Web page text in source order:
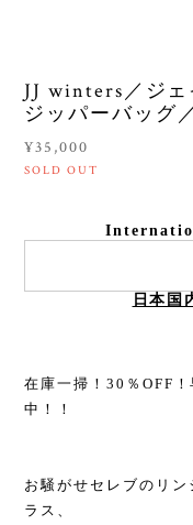
JJ winters／ジ
ジッパーバッグ
¥35,000
SOLD OUT
日本国
在庫一掃！30％OFF
中！！
お騒がせセレブのリ
ラス、